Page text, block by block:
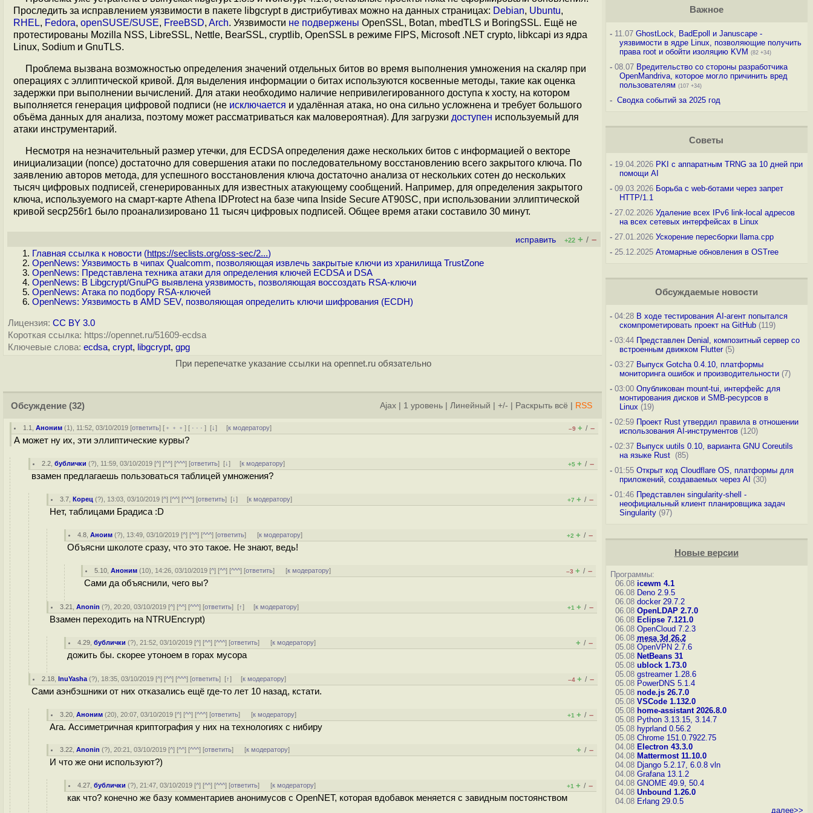
Проследить за исправлением уязвимости в пакете libgcrypt в дистрибутивах можно на данных страницах: Debian, Ubuntu,
RHEL, Fedora, openSUSE/SUSE, FreeBSD, Arch. Уязвимости не подвержены OpenSSL, Botan, mbedTLS и BoringSSL. Ещё не
протестированы Mozilla NSS, LibreSSL, Nettle, BearSSL, cryptlib, OpenSSL в режиме FIPS, Microsoft .NET crypto, libkcapi из ядра
Linux, Sodium и GnuTLS.
Проблема вызвана возможностью определения значений отдельных битов во время выполнения умножения на скаляр при
операциях с эллиптической кривой. Для выделения информации о битах используются косвенные методы, такие как оценка
задержки при выполнении вычислений. Для атаки необходимо наличие непривилегированного доступа к хосту, на котором
выполняется генерация цифровой подписи (не исключается и удалённая атака, но она сильно усложнена и требует большого
объёма данных для анализа, поэтому может рассматриваться как маловероятная). Для загрузки доступен используемый для
атаки инструментарий.
Несмотря на незначительный размер утечки, для ECDSA определения даже нескольких битов с информацией о векторе
инициализации (nonce) достаточно для совершения атаки по последовательному восстановлению всего закрытого ключа. По
заявлению авторов метода, для успешного восстановления ключа достаточно анализа от нескольких сотен до нескольких
тысяч цифровых подписей, сгенерированных для известных атакующему сообщений. Например, для определения закрытого
ключа, используемого на смарт-карте Athena IDProtect на базе чипа Inside Secure AT90SC, при использовании эллиптической
кривой secp256r1 было проанализировано 11 тысяч цифровых подписей. Общее время атаки составило 30 минут.
исправить +22 + / –
Главная ссылка к новости (https://seclists.org/oss-sec/2...)
OpenNews: Уязвимость в чипах Qualcomm, позволяющая извлечь закрытые ключи из хранилища TrustZone
OpenNews: Представлена техника атаки для определения ключей ECDSA и DSA
OpenNews: В Libgcrypt/GnuPG выявлена уязвимость, позволяющая воссоздать RSA-ключи
OpenNews: Атака по подбору RSA-ключей
OpenNews: Уязвимость в AMD SEV, позволяющая определить ключи шифрования (ECDH)
Лицензия: CC BY 3.0
Короткая ссылка: https://opennet.ru/51609-ecdsa
Ключевые слова: ecdsa, crypt, libgcrypt, gpg
При перепечатке указание ссылки на opennet.ru обязательно
Обсуждение (32) Ajax 1 уровень Линейный +/- Раскрыть всё RSS
1.1 ,Аноним (1), 11:52, 03/10/2019 [ответить] [ ﹢﹢﹢] [ · · ·][↓] [к модератору] –9 + / –
А может ну их, эти эллиптические курвы?
2.2 ,бублички (?), 11:59, 03/10/2019 [^] [^^] [^^^] [ответить][↓] [к модератору] +5 + / –
взамен предлагаешь пользоваться таблицей умножения?
3.7 ,Корец (?), 13:03, 03/10/2019 [^] [^^] [^^^] [ответить][↓] [к модератору] +7 + / –
Нет, таблицами Брадиса :D
4.8 ,Аноим (?), 13:49, 03/10/2019 [^] [^^] [^^^] [ответить] [к модератору] +2 + / –
Объясни школоте сразу, что это такое. Не знают, ведь!
5.10 ,Аноним (10), 14:26, 03/10/2019 [^] [^^] [^^^] [ответить] [к модератору] –3 + / –
Сами да объяснили, чего вы?
3.21 ,Anonin (?), 20:20, 03/10/2019 [^] [^^] [^^^] [ответить][↑] [к модератору] +1 + / –
Взамен переходить на NTRUEncrypt)
4.29 ,бублички (?), 21:52, 03/10/2019 [^] [^^] [^^^] [ответить] [к модератору] + / –
дожить бы. скорее утоноем в горах мусора
2.18 ,InuYasha (?), 18:35, 03/10/2019 [^] [^^] [^^^] [ответить][↑] [к модератору] –4 + / –
Сами аэнбэшники от них отказались ещё где-то лет 10 назад, кстати.
3.20 ,Аноним (20), 20:07, 03/10/2019 [^] [^^] [^^^] [ответить] [к модератору] +1 + / –
Ага. Ассиметричная криптография у них на технологиях с нибиру
3.22 ,Anonin (?), 20:21, 03/10/2019 [^] [^^] [^^^] [ответить] [к модератору] + / –
И что же они используют?)
4.27 ,бублички (?), 21:47, 03/10/2019 [^] [^^] [^^^] [ответить] [к модератору] +1 + / –
как что? конечно же базу комментариев анонимусов с OpenNET, которая вдобавок меняется с завидным постоянством
Важное
-11.07 GhostLock, BadEpoll и Januscape -
уязвимости в ядре Linux, позволяющие получить
права root и обойти изоляцию KVM (82 +34)
-08.07 Вредительство со стороны разработчика
OpenMandriva, которое могло причинить вред
пользователям (107 +34)
- Сводка событий за 2025 год
Советы
-19.04.2026 PKI с аппаратным TRNG за 10 дней при
помощи AI
-09.03.2026 Борьба с web-ботами через запрет
HTTP/1.1
-27.02.2026 Удаление всех IPv6 link-local адресов
на всех сетевых интерфейсах в Linux
-27.01.2026 Ускорение пересборки llama.cpp
-25.12.2025 Атомарные обновления в OSTree
Обсуждаемые новости
-04:28 В ходе тестирования AI-агент попытался
скомпрометировать проект на GitHub(119)
-03:44 Представлен Denial, композитный сервер со
встроенным движком Flutter(5)
-03:27 Выпуск Gotcha 0.4.10, платформы
мониторинга ошибок и производительности(7)
-03:00 Опубликован mount-tui, интерфейс для
монтирования дисков и SMB-ресурсов в
Linux (19)
-02:59 Проект Rust утвердил правила в отношении
использования AI-инструментов(120)
-02:37 Выпуск uutils 0.10, варианта GNU Coreutils
на языке Rust (85)
-01:55 Открыт код Cloudflare OS, платформы для
приложений, создаваемых через AI (30)
-01:46 Представлен singularity-shell -
неофициальный клиент планировщика задач
Singularity(97)
Новые версии
Программы:
06.08 icewm 4.1
06.08 Deno 2.9.5
06.08 docker 29.7.2
06.08 OpenLDAP 2.7.0
06.08 Eclipse 7.121.0
06.08 OpenCloud 7.2.3
06.08 mesa 3d 26.2
05.08 OpenVPN 2.7.6
05.08 NetBeans 31
05.08 ublock 1.73.0
05.08 gstreamer 1.28.6
05.08 PowerDNS 5.1.4
05.08 node.js 26.7.0
05.08 VSCode 1.132.0
05.08 home-assistant 2026.8.0
05.08 Python 3.13.15, 3.14.7
05.08 hyprland 0.56.2
05.08 Chrome 151.0.7922.75
04.08 Electron 43.3.0
04.08 Mattermost 11.10.0
04.08 Django 5.2.17, 6.0.8 vln
04.08 Grafana 13.1.2
04.08 GNOME 49.9, 50.4
04.08 Unbound 1.26.0
04.08 Erlang 29.0.5
далее>>